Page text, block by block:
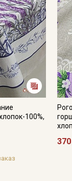
100%,
данных
и даю
данных
Даю